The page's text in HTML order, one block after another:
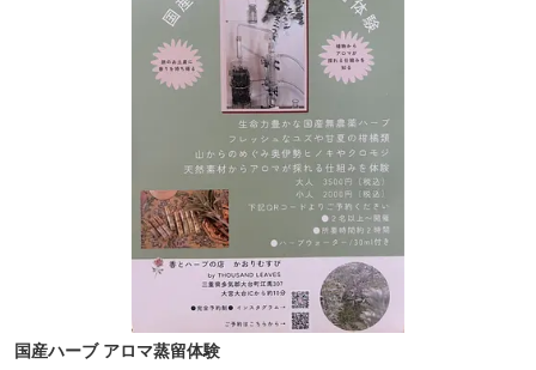
国産ハーブ アロマ蒸留体験